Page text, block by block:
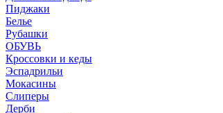
Пиджаки
Белье
Рубашки
ОБУВЬ
Кроссовки и кеды
Эспадрильи
Мокасины
Слиперы
Дерби